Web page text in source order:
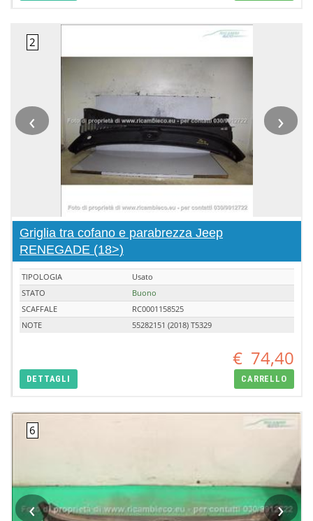
‹ ›
Griglia tra cofano e parabrezza Jeep
RENEGADE (18>)
TIPOLOGIA
Usato
STATO
Buono
SCAFFALE
RC0001158525
NOTE
55282151 (2018) T5329
€ 74,40
DETTAGLI CARRELLO
‹ ›